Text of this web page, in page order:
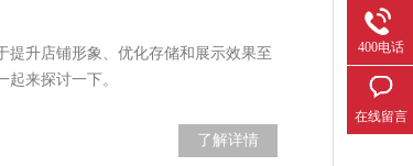
升店铺形象、优化存储和展示效果至
来探讨一下。
了解详情
400电话
在线留言